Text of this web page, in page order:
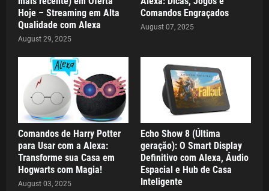
Hoje – Streaming em Alta
Qualidade com Alexa
August 29, 2025
Comandos Engraçados
August 07, 2025
Comandos de Harry Potter
para Usar com a Alexa:
Transforme sua Casa em
Hogwarts com Magia!
August 03, 2025
Echo Show 8 (Última
geração): O Smart Display
Definitivo com Alexa, Áudio
Espacial e Hub de Casa
Inteligente